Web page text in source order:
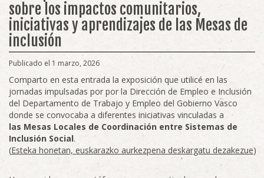
sobre los impactos comunitarios,
iniciativas y aprendizajes de las Mesas de
inclusión
Publicado el 1 marzo, 2026
Comparto en esta entrada la exposición que utilicé en las
jornadas impulsadas por por la Dirección de Empleo e Inclusión
del Departamento de Trabajo y Empleo del Gobierno Vasco
donde se convocaba a diferentes iniciativas vinculadas a
las Mesas Locales de Coordinación entre Sistemas de
Inclusión Social.
(Esteka honetan, euskarazko aurkezpena deskargatu dezakezue)